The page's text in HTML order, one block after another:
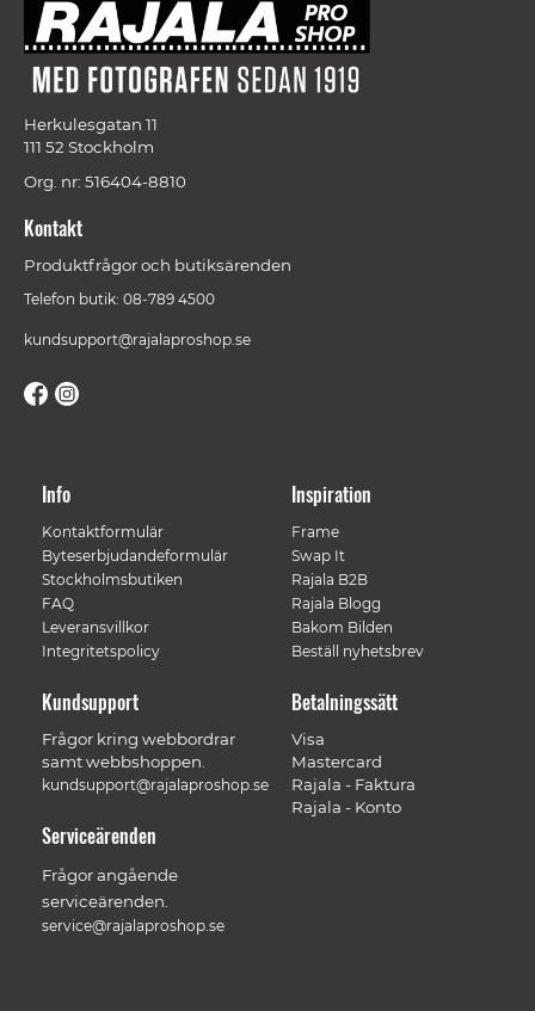
Herkulesgatan 11
111 52 Stockholm
Org. nr: 516404-8810
Kontakt
Produktfrågor och butiksärenden
Telefon butik: 08-789 4500
kundsupport@rajalaproshop.se
Info
Kontaktformulär
Byteserbjudandeformulär
Stockholmsbutiken
FAQ
Leveransvillkor
Integritetspolicy
Inspiration
Frame
Swap It
Rajala B2B
Rajala Blogg
Bakom Bilden
Beställ nyhetsbrev
Betalningssätt
Visa
Mastercard
Rajala - Faktura
Rajala - Konto
Kundsupport
Frågor kring webbordrar
samt webbshoppen.
kundsupport@rajalaproshop.se
Serviceärenden
Frågor angående
serviceärenden.
service@rajalaproshop.se